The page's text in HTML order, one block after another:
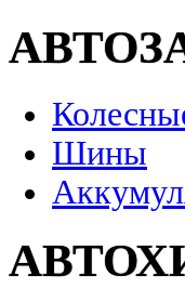
Шины